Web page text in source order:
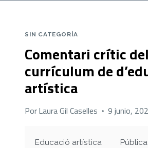
SIN CATEGORÍA
Comentari crític del
currículum de
artística
PorLaura Gil Caselles 9 junio,
Educació artística
Pública